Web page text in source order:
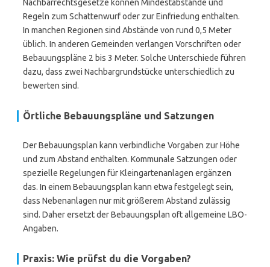
Nachbarrechtsgesetze können Mindestabstände und
Regeln zum Schattenwurf oder zur Einfriedung enthalten.
In manchen Regionen sind Abstände von rund 0,5 Meter
üblich. In anderen Gemeinden verlangen Vorschriften oder
Bebauungspläne 2 bis 3 Meter. Solche Unterschiede führen
dazu, dass zwei Nachbargrundstücke unterschiedlich zu
bewerten sind.
Örtliche Bebauungspläne und Satzungen
Der Bebauungsplan kann verbindliche Vorgaben zur Höhe
und zum Abstand enthalten. Kommunale Satzungen oder
spezielle Regelungen für Kleingartenanlagen ergänzen
das. In einem Bebauungsplan kann etwa festgelegt sein,
dass Nebenanlagen nur mit größerem Abstand zulässig
sind. Daher ersetzt der Bebauungsplan oft allgemeine LBO-
Angaben.
Praxis: Wie prüfst du die Vorgaben?